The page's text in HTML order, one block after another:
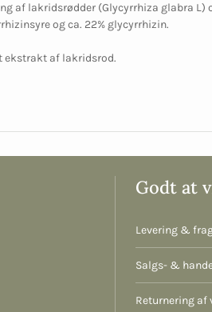
af lakridsrødder (Glycyrrhiza glabra L)
og ca. 22% glycyrrhizin.
ekstrakt af lakridsrod.
Godt at
Levering &
Salgs- &
Returnering af